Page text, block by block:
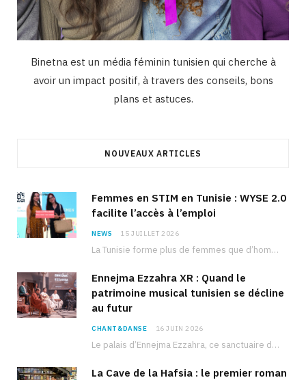
Binetna est un média féminin tunisien qui cherche à
avoir un impact positif, à travers des conseils, bons
plans et astuces.
NOUVEAUX ARTICLES
Femmes en STIM en Tunisie : WYSE 2.0
facilite l’accès à l’emploi
NEWS 15 JUILLET 2026
La Tunisie forme plus de femmes que d’hommes dans les filières scientifiques. Pourtant, pour beaucoup…
Ennejma Ezzahra XR : Quand le
patrimoine musical tunisien se décline
au futur
CHANT&DANSE 16 JUIN 2026
Le palais d’Ennejma Ezzahra, ce sanctuaire de la musique tunisienne et méditerranéenne construit par le…
La Cave de la Hafsia : le premier roman